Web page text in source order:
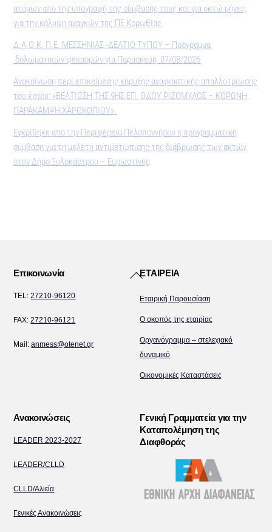
ατόμων από την υπογραφή της σύμβασής τους και για οκτώ μήνες,
για την κάλυψη αναγκών της ΠΕ Κορινθίας
Δ.Α.Ο.Κ. Π.Ε. ΜΕΣΣΗΝΙΑΣ -ΔΕΛΤΙΟ ΤΥΠΟΥ – Πρόγραμμα
δολωματικών ψεκασμών για Παρασκευή 07/08/2026
Ανακοίνωση περί επικείμενης κήρυξης αναγκαστικής απαλλοτρίωσης
του έργου: «ΒΕΛΤΙΩΣΗ ΤΗΣ 9ΗΣ ΕΠ. ΟΔΟΥ ΡΙΖΟΜΥΛΟΣ – ΚΟΡΩΝΗ,
ΠΑΡΑΚΑΜΨΗ ΧΑΡΟΚΟΠΙΟΥ».
Εγκρίθηκε από την Περιφέρεια Πελοποννήσου η προγραμματική
σύμβαση για τη μελέτη αντιμετώπισης της διάβρωσης των ακτών
στον Δήμο Ξυλοκάστρου – Ευρωστίνης
Back
Top
Επικοινωνία
TEL:27210-96120
FAX:27210-96121
Mail:anmess@otenet.gr
ΕΤΑΙΡΕΙΑ
Εταιρική Παρουσίαση
Ο σκοπός της εταιρίας
Οργανόγραμμα – στελεχιακό
δυναμικό
Οικονομικές Καταστάσεις
Ανακοινώσεις
LEADER 2023-2027
LEADER/CLLD
CLLD/Αλιεία
Γενικές Ανακοινώσεις
Γενική Γραμματεία για την
Καταπολέμηση της
Διαφθοράς